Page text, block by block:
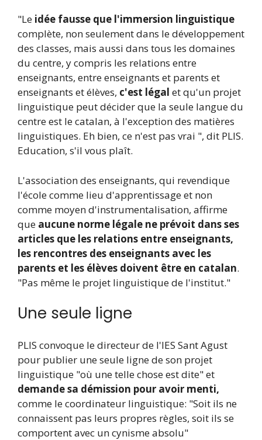
"Le idée fausse que l'immersion linguistique
complète, non seulement dans le développement
des classes, mais aussi dans tous les domaines
du centre, y compris les relations entre
enseignants, entre enseignants et parents et
enseignants et élèves, c'est légal et qu'un projet
linguistique peut décider que la seule langue du
centre est le catalan, à l'exception des matières
linguistiques. Eh bien, ce n'est pas vrai ", dit PLIS.
Education, s'il vous plaît.
L'association des enseignants, qui revendique
l'école comme lieu d'apprentissage et non
comme moyen d'instrumentalisation, affirme
que aucune norme légale ne prévoit dans ses
articles que les relations entre enseignants,
les rencontres des enseignants avec les
parents et les élèves doivent être en catalan.
"Pas même le projet linguistique de l'institut."
Une seule ligne
PLIS convoque le directeur de l'IES Sant Agust
pour publier une seule ligne de son projet
linguistique "où une telle chose est dite" et
demande sa démission pour avoir menti,
comme le coordinateur linguistique: "Soit ils ne
connaissent pas leurs propres règles, soit ils se
comportent avec un cynisme absolu"